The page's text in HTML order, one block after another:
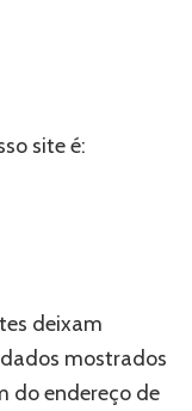
site é:
deixam
mostrados
do endereço de